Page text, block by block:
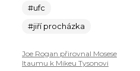
#ufc
#jiří procházka
Joe Rogan přirovnal Mosese
Itaumu k Mikeu Tysonovi